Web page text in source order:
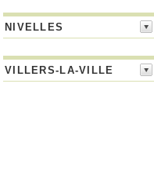
NIVELLES
VILLERS-LA-VILLE